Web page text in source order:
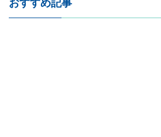
おすすめ記事